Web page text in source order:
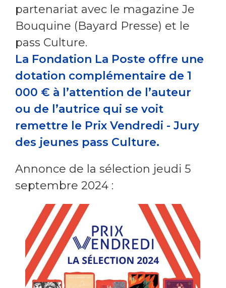
partenariat avec le magazine Je
Bouquine (Bayard Presse) et le
pass Culture.
La Fondation La Poste offre une
dotation complémentaire de 1
000 € à l’attention de l’auteur
ou de l’autrice qui se voit
remettre le Prix Vendredi - Jury
des jeunes pass Culture.
Annonce de la sélection jeudi 5
septembre 2024 :